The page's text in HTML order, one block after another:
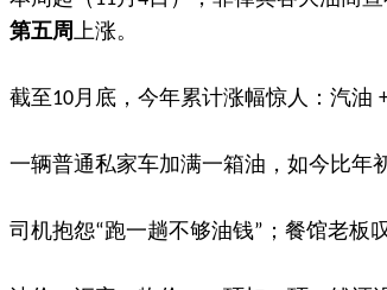
第五周上涨。
截至10月底，今年累计涨幅惊人：汽油
一辆普通私家车加满一箱油，如今比年
司机抱怨“跑一趟不够油钱” ；餐馆老板